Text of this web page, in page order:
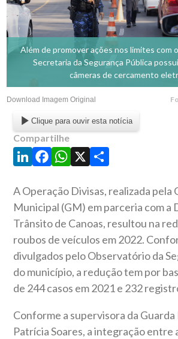
Além de promover ações nos limites com
Secretaria da Segurança Pública
câmeras de cercamento
Download Imagem Original
Clique para ouvir esta notícia
Compartilhe
LinkedIn
Facebook
WhatsApp
X Share
A Operação Divisas, realizada pela
Municipal (GM) em parceria com a
Trânsito de Canoas, resultou na
roubos de veículos em 2022.
divulgados pelo Observatório da
do município, a redução tem por
de 244 casos em 2021 e 232
Conforme a supervisora da
Patrícia Soares, a integração entre